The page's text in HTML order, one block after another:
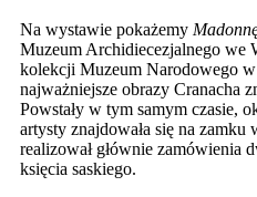
Na wystawie pokażemy
Muzeum Archidiecezjalnego we
kolekcji Muzeum Narodowego
najważniejsze obrazy Cranacha
Powstały w tym samym czasie,
artysty znajdowała się na zamku
realizował głównie zamówienia
księcia saskiego.